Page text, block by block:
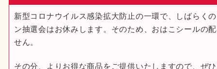
新型コロナウイルス感染拡大防止の一環で、しばらく
ン抽選会はお休みします。そのため、おはこシールの
せん。
その分、よりお得な商品をご提供いたしますので、ぜ